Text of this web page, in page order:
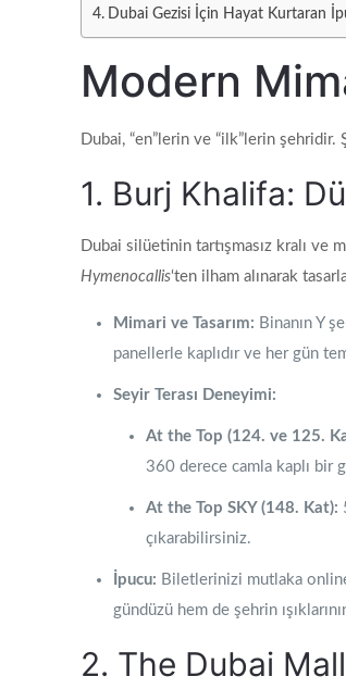
Dubai Gezisi İçin Hayat Kurtaran
Modern
Dubai, “en”lerin ve “ilk”lerin
1. Burj Khalifa:
Dubai silüetinin tartışmasız kralı ve
Hymenocallis‘ten ilham alınarak
Mimari ve Tasarım: Binanın Y
panellerle kaplıdır ve her gün
Seyir Terası Deneyimi:
At the Top (124. ve 125.
360 derece camla kaplı bir
At the Top SKY (148. Kat):
çıkarabilirsiniz.
İpucu: Biletlerinizi mutlaka
gündüzü hem de şehrin
2. The Dubai